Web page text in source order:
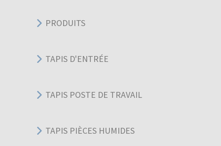
PRODUITS
TAPIS D'ENTRÉE
TAPIS POSTE DE TRAVAIL
TAPIS PIÈCES HUMIDES